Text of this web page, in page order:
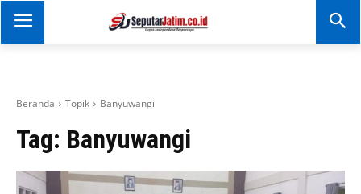
SEPUTAR JATIM
Portal Informasi Dan
Beranda Topik Banyuwangi
Tag: Banyuwangi